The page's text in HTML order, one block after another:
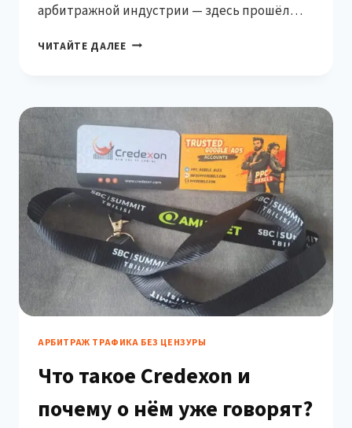
арбитражной индустрии — здесь прошёл
это цифры, воронки и стратегии, то Opening
решаются вопросы, заключаются
партнёрства и рождаются инсайты. Команда
PPC Rebels (ppcrebels.com)…
ЧИТАЙТЕ ДАЛЕЕПОЧЕМУ
ПРОПУСТИТЬ
OPENING
НА
SBC
SUMMIT
GEORGIA
В
ТБИЛИСИ
АРБИТРАЖ ТРАФИКА БЕЗ ЦЕНЗУРЫ
Что такое Credexon и
почему о нём уже говорят?